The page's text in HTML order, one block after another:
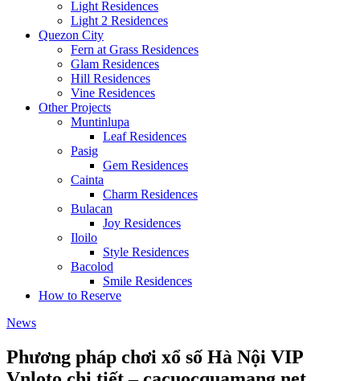
Light Residences
Light 2 Residences
Quezon City
Fern at Grass Residences
Glam Residences
Hill Residences
Vine Residences
Other Projects
Muntinlupa
Leaf Residences
Pasig
Gem Residences
Cainta
Charm Residences
Bulacan
Joy Residences
Iloilo
Style Residences
Bacolod
Smile Residences
How to Reserve
News
Phương pháp chơi xổ số Hà Nội VIP